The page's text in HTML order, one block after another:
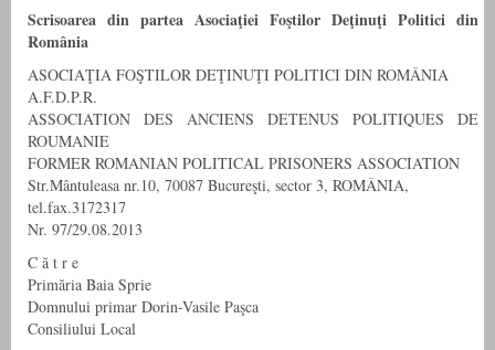
Scrisoarea din partea Asociaţiei Foştilor Deţinuţi Politici din
România
ASOCIAŢIA FOŞTILOR DEŢINUŢI POLITICI DIN ROMÂNIA
A.F.D.P.R.
ASSOCIATION DES ANCIENS DETENUS POLITIQUES DE
ROUMANIE
FORMER ROMANIAN POLITICAL PRISONERS ASSOCIATION
Str.Mântuleasa nr.10, 70087 Bucureşti, sector 3, ROMÂNIA,
tel.fax.3172317
Nr. 97/29.08.2013
C ă t r e
Primăria Baia Sprie
Domnului primar Dorin-Vasile Paşca
Consiliului Local